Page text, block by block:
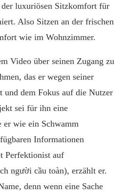
luxuriösen Sitzkomfort für
Also Sitzen an der frischen
wie im Wohnzimmer.
Video über seinen Zugang zu
das er wegen seiner
dem Fokus auf die Nutzer
sei für ihn eine
er wie ein Schwamm
Informationen
Perfektionist auf
người cầu toàn), erzählt er.
denn wenn eine Sache